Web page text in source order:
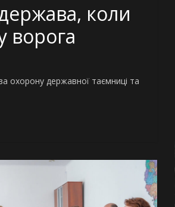
коли
ворога
охорону державної таємниці та